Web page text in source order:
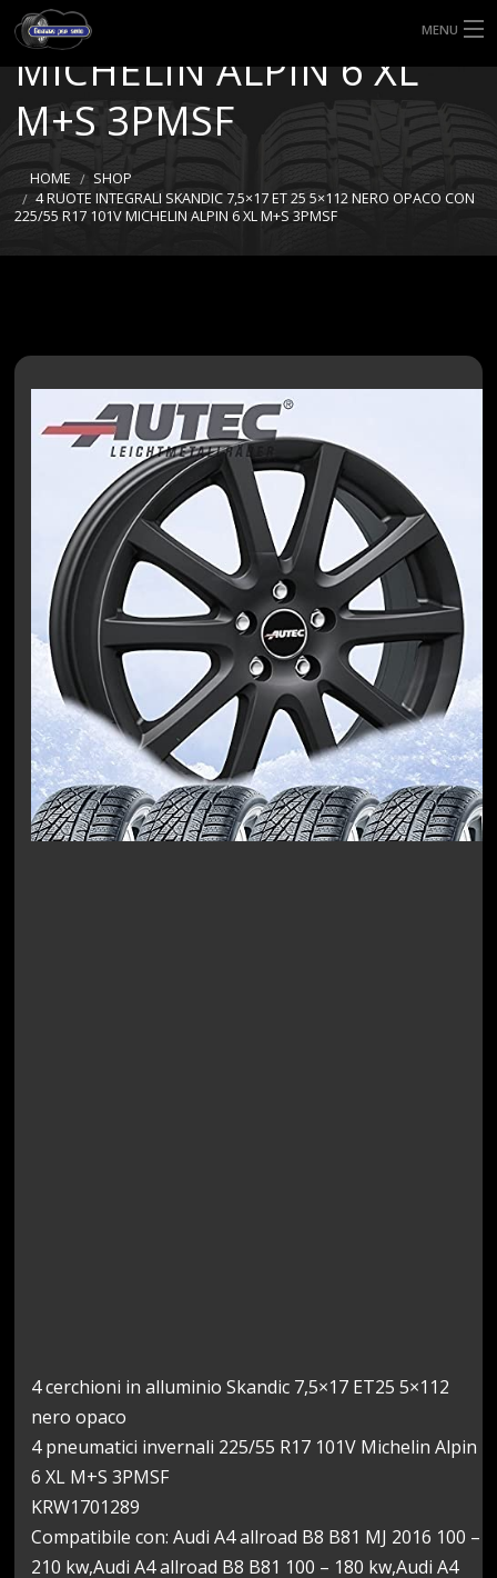
MENU
HOME
TIPI DI GOMME
MISURE GOMME
CON 225/55 R17 101V
MICHELIN ALPIN 6 XL
M+S 3PMSF
HOME
SHOP
4 RUOTE INTEGRALI SKANDIC 7,5×17 ET 25 5×112 NERO OPACO CON
225/55 R17 101V MICHELIN ALPIN 6 XL M+S 3PMSF
4 cerchioni in alluminio Skandic 7,5×17 ET25 5×112
nero opaco
4 pneumatici invernali 225/55 R17 101V Michelin Alpin
6 XL M+S 3PMSF
KRW1701289
Compatibile con: Audi A4 allroad B8 B81 MJ 2016 100 –
210 kw,Audi A4 allroad B8 B81 100 – 180 kw,Audi A4